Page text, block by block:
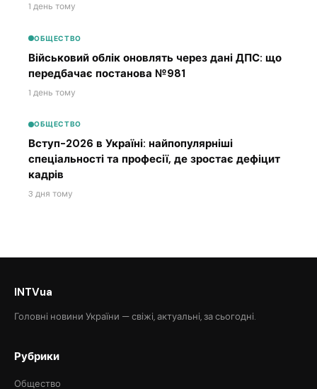
1 день тому
ОБЩЕСТВО
Військовий облік оновлять через дані ДПС: що
передбачає постанова №981
1 день тому
ОБЩЕСТВО
Вступ-2026 в Україні: найпопулярніші
спеціальності та професії, де зростає дефіцит
кадрів
3 дня тому
INTVua
Головні новини України — свіжі, актуальні, за сьогодні.
Рубрики
Общество